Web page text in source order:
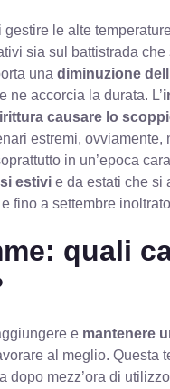
gestire le alte
sia sul battistrada
unadiminuzione
ne accorcia la durata. L’
causare lo
estremi,
in un’epoca
estivi e da estati che si
fino a settembre
quali
e mantenere
al meglio. Questa
dopo mezz’ora di